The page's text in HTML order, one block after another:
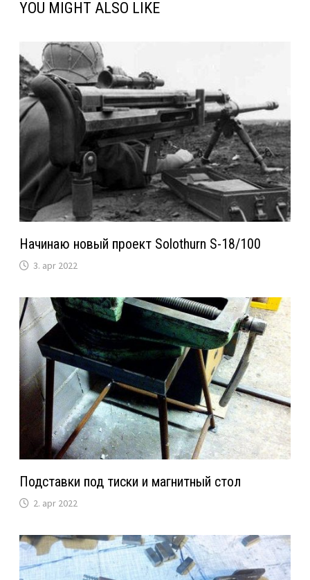
YOU MIGHT ALSO LIKE
Начинаю новый проект Solothurn S-18/100
3. apr 2022
Подставки под тиски и магнитный стол
2. apr 2022